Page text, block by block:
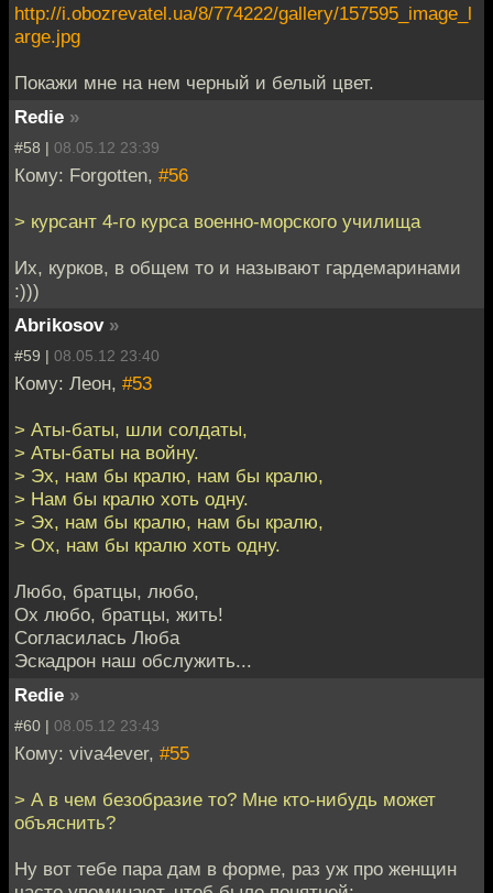
http://i.obozrevatel.ua/8/774222/gallery/157595_image_l
arge.jpg
Покажи мне на нем черный и белый цвет.
Redie »
#58 | 08.05.12 23:39
Кому: Forgotten, #56
> курсант 4-го курса военно-морского училища
Их, курков, в общем то и называют гардемаринами
:)))
Abrikosov »
#59 | 08.05.12 23:40
Кому: Леон, #53
> Аты-баты, шли солдаты,
> Аты-баты на войну.
> Эх, нам бы кралю, нам бы кралю,
> Нам бы кралю хоть одну.
> Эх, нам бы кралю, нам бы кралю,
> Ох, нам бы кралю хоть одну.
Любо, братцы, любо,
Ох любо, братцы, жить!
Согласилась Люба
Эскадрон наш обслужить...
Redie »
#60 | 08.05.12 23:43
Кому: viva4ever, #55
> А в чем безобразие то? Мне кто-нибудь может
объяснить?
Ну вот тебе пара дам в форме, раз уж про женщин